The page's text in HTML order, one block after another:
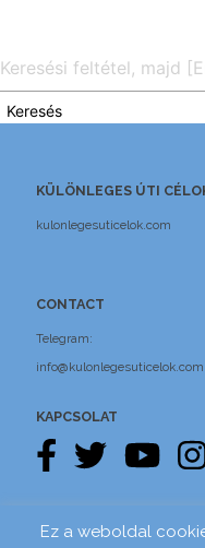
Keresés
KÜLÖNLEGES ÚTI
kulonlegesuticelok.com
CONTACT
Telegram:
info@kulonlegesuticelok.com
KAPCSOLAT
Pénzügyi biztosítás
Ez a weboldal